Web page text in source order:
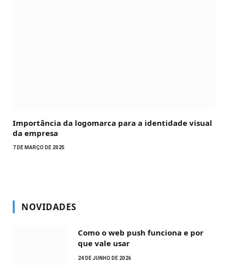
Importância da logomarca para a identidade visual
da empresa
7 DE MARÇO DE 2025
NOVIDADES
Como o web push funciona e por
que vale usar
24 DE JUNHO DE 2026